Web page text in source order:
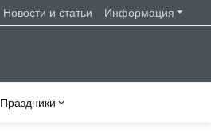
Новости и статьи Информация
Праздники